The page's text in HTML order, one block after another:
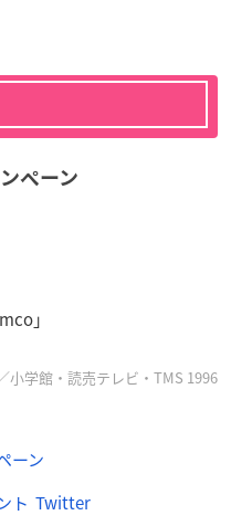
ペーン
」
小学館・読売テレビ・TMS 1996
ーン
ト Twitter